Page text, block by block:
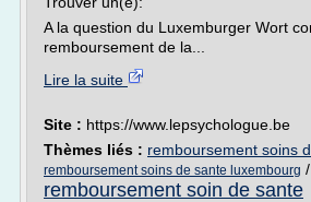
A la question du Luxemburger Wort
remboursement de la...
Lire la suite
Site : https://www.lepsychologue.be
Thèmes liés : remboursement soins
remboursement soins de sante luxembourg /
remboursement soin de sante